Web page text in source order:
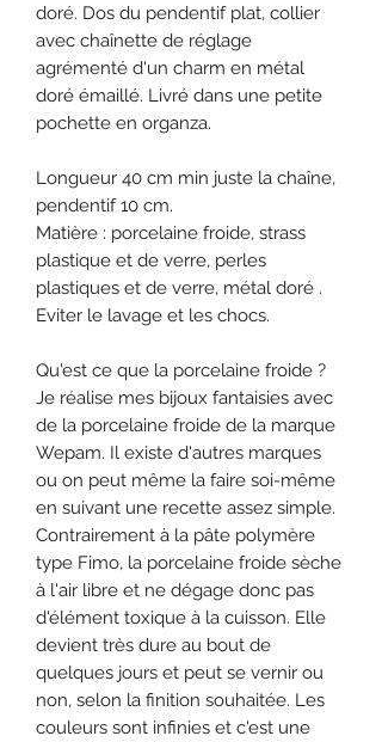
doré. Dos du pendentif plat, collier
avec chaînette de réglage
agrémenté d'un charm en métal
doré émaillé. Livré dans une petite
pochette en organza.
Longueur 40 cm min juste la chaîne,
pendentif 10 cm.
Matière : porcelaine froide, strass
plastique et de verre, perles
plastiques et de verre, métal doré .
Eviter le lavage et les chocs.
Qu'est ce que la porcelaine froide ?
Je réalise mes bijoux fantaisies avec
de la porcelaine froide de la marque
Wepam. Il existe d'autres marques
ou on peut même la faire soi-même
en suivant une recette assez simple.
Contrairement à la pâte polymère
type Fimo, la porcelaine froide sèche
à l'air libre et ne dégage donc pas
d'élément toxique à la cuisson. Elle
devient très dure au bout de
quelques jours et peut se vernir ou
non, selon la finition souhaitée. Les
couleurs sont infinies et c'est une